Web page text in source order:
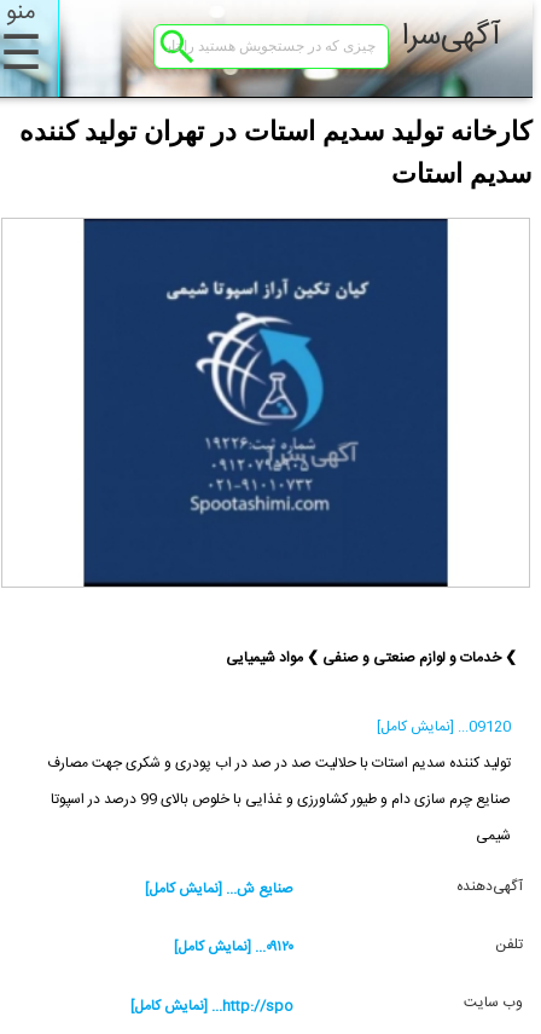
منو
☰ آگهی‌سرا
کارخانه تولید سدیم استات در تهران تولید کننده
سدیم استات
❯ خدمات و لوازم صنعتی و صنفی ❯ مواد شیمیایی
09120... [نمایش کامل]
تولید کننده سدیم استات با حلالیت صد در صد در اب پودری و شکری جهت مصارف
صنایع چرم سازی دام و طیور کشاورزی و غذایی با خلوص بالای 99 درصد در اسپوتا
شیمی
آگهی‌دهنده صنایع ش... [نمایش کامل]
تلفن ۰۹۱۲۰... [نمایش کامل]
وب سایت http://spo... [نمایش کامل]